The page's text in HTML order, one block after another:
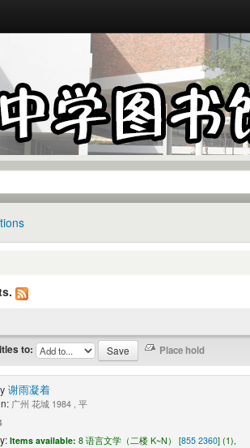
to:
谢雨凝着
广州 花城 1984 , 平
Items available: 8 语言文学（二楼 K~N） [855 2360] (1),